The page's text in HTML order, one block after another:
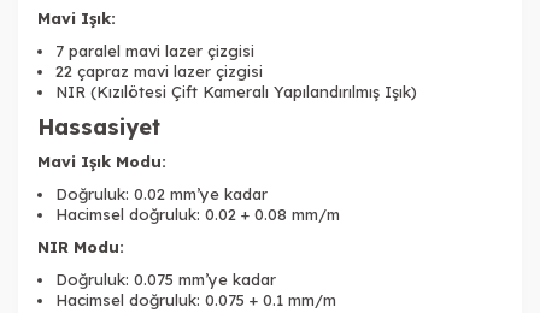
Mavi Işık:
7 paralel mavi lazer çizgisi
22 çapraz mavi lazer çizgisi
NIR (Kızılötesi Çift Kameralı Yapılandırılmış Işık)
Hassasiyet
Mavi Işık Modu:
Doğruluk: 0.02 mm’ye kadar
Hacimsel doğruluk: 0.02 + 0.08 mm/m
NIR Modu:
Doğruluk: 0.075 mm’ye kadar
Hacimsel doğruluk: 0.075 + 0.1 mm/m